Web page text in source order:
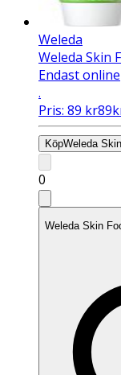
Weleda
Weleda Skin
Endast online
.
Pris: 89 kr89
Köp
0
Weleda